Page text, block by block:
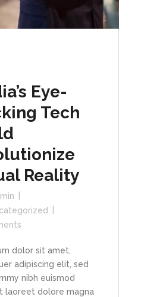
Eye-
Tech
Reality
dolor sit amet,
adipiscing elit, sed
nibh euismod
laoreet dolore magna